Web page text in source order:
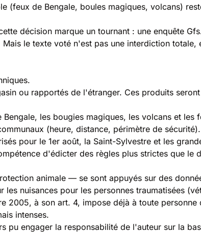
(feux de Bengale, boules magiques, volcans)
décision marque un tournant : une enquête
le texte voté n'est pas une interdiction totale,
ou rapportés de l'étranger. Ces produits
les bougies magiques, les volcans et les
(heure, distance, périmètre de sécurité).
pour le 1er août, la Saint-Sylvestre et les
d'édicter des règles plus strictes que le
animale — se sont appuyés sur des
nuisances pour les personnes traumatisées
2005, à son art. 4, impose déjà à toute
intenses.
pu engager la responsabilité de l'auteur sur la